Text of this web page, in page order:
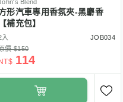
Blend
形汽車專用香氛夾-黑麝香
【補充包】
入
JOB034
價 $150
NT$ 114